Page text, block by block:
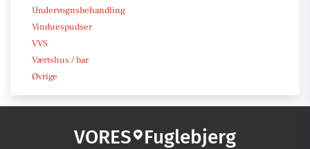
Undervognsbehandling
Vinduespudser
VVS
Værtshus / bar
Øvrige
VORES Fuglebjerg